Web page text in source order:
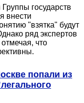
государств
внести
"взятка" будут
ряд экспертов
что
попали из